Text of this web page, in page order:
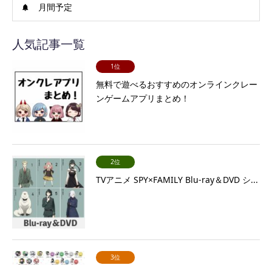
月間予定
人気記事一覧
1位
無料で遊べるおすすめのオンラインクレー
ンゲームアプリまとめ！
2位
TVアニメ SPY×FAMILY Blu-ray＆DVD シ...
3位